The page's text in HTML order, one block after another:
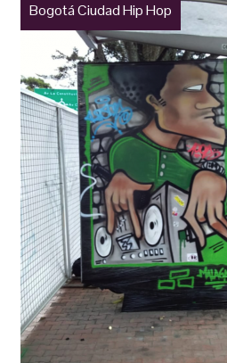
Bogotá Ciudad Hip Hop